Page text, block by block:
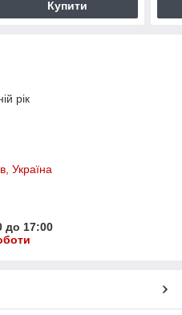
Купити
рік
Україна
до 17:00